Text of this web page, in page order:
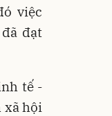
việc
đạt
tế -
xã hội